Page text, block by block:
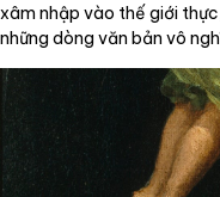
xâm nhập vào thế giới
những dòng văn bản vô